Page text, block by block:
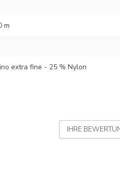
m
extra fine - 25 % Nylon
IHRE